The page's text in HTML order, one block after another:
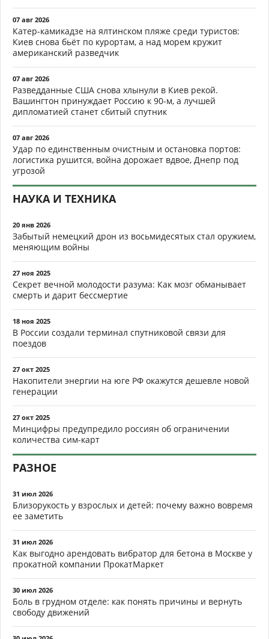
07 авг 2026
Катер-камикадзе на ялтинском пляже среди туристов:
Киев снова бьёт по курортам, а над морем кружит
американский разведчик
07 авг 2026
Разведданные США снова хлынули в Киев рекой.
Вашингтон принуждает Россию к 90-м, а лучшей
дипломатией станет сбитый спутник
07 авг 2026
Удар по единственным очистным и остановка портов:
логистика рушится, война дорожает вдвое, Днепр под
угрозой
НАУКА И ТЕХНИКА
20 янв 2026
Забытый немецкий дрон из восьмидесятых стал оружием,
меняющим войны
27 ноя 2025
Секрет вечной молодости разума: Как мозг обманывает
смерть и дарит бессмертие
18 ноя 2025
В России создали терминал спутниковой связи для
поездов
27 окт 2025
Накопители энергии на юге РФ окажутся дешевле новой
генерации
27 окт 2025
Минцифры предупредило россиян об ограничении
количества сим-карт
РАЗНОЕ
31 июл 2026
Близорукость у взрослых и детей: почему важно вовремя
ее заметить
31 июл 2026
Как выгодно арендовать вибратор для бетона в Москве у
прокатной компании ПрокатМаркет
30 июл 2026
Боль в грудном отделе: как понять причины и вернуть
свободу движений